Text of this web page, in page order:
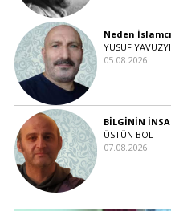
Neden
YUSUF
05.08.2026
BİLGİNİN
ÜSTÜN BOL
07.08.2026